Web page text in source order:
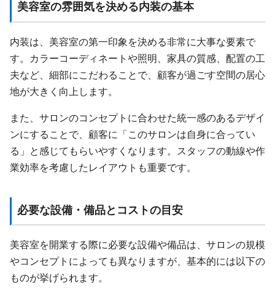
美容室の雰囲気を決める内装の基本
内装は、美容室の第一印象を決める非常に大事な要素で
す。カラーコーディネートや照明、家具の質感、配置の工
夫など、細部にこだわることで、顧客が過ごす空間の居心
地が大きく向上します。
また、サロンのコンセプトに合わせた統一感のあるデザイ
ンにすることで、顧客に「このサロンは自身に合ってい
る」と感じてもらいやすくなります。スタッフの動線や作
業効率を考慮したレイアウトも重要です。
必要な設備・備品とコストの目安
美容室を開業する際に必要な設備や備品は、サロンの規模
やコンセプトによっても異なりますが、基本的には以下の
ものが挙げられます。